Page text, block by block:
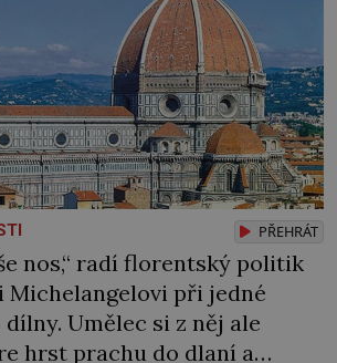
PŘEHRÁT
nos,“ radí florentský politik
Michelangelovi při jedné
dílny. Umělec si z něj ale
hrst prachu do dlaní a